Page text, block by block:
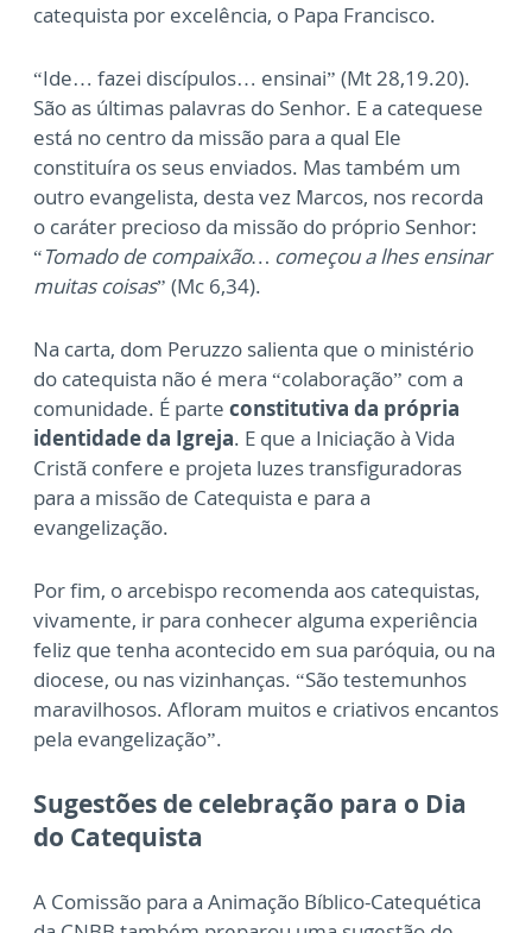
catequista por excelência, o Papa Francisco.
“Ide… fazei discípulos… ensinai” (Mt 28,19.20).
São as últimas palavras do Senhor. E a catequese
está no centro da missão para a qual Ele
constituíra os seus enviados. Mas também um
outro evangelista, desta vez Marcos, nos recorda
o caráter precioso da missão do próprio Senhor:
“Tomado de compaixão… começou a lhes ensinar
muitas coisas” (Mc 6,34).
Na carta, dom Peruzzo salienta que o ministério
do catequista não é mera “colaboração” com a
comunidade. É parte constitutiva da própria
identidade da Igreja. E que a Iniciação à Vida
Cristã confere e projeta luzes transfiguradoras
para a missão de Catequista e para a
evangelização.
Por fim, o arcebispo recomenda aos catequistas,
vivamente, ir para conhecer alguma experiência
feliz que tenha acontecido em sua paróquia, ou na
diocese, ou nas vizinhanças. “São testemunhos
maravilhosos. Afloram muitos e criativos encantos
pela evangelização”.
Sugestões de celebração para o Dia
do Catequista
A Comissão para a Animação Bíblico-Catequética